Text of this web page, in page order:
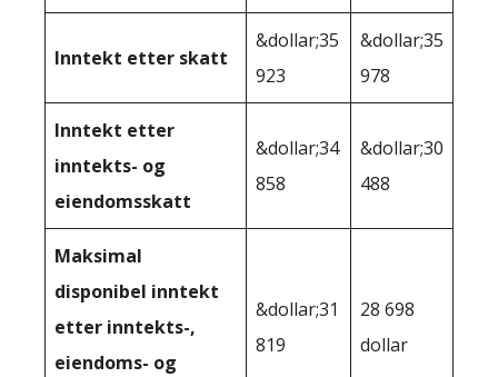
Inntekt etter skatt
&dollar;35
923
&dollar;35
978
Inntekt etter
inntekts- og
eiendomsskatt
&dollar;34
858
&dollar;30
488
Maksimal
disponibel inntekt
etter inntekts-,
eiendoms- og
&dollar;31
819
28 698
dollar